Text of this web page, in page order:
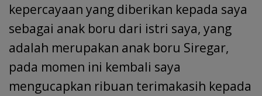
kepercayaan yang diberikan kepada saya
sebagai anak boru dari istri saya, yang
adalah merupakan anak boru Siregar,
pada momen ini kembali saya
mengucapkan ribuan terimakasih kepada